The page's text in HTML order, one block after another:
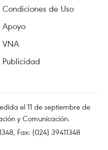
Condiciones de Uso
Apoyo
VNA
Publicidad
el 11 de septiembre de
y Comunicación.
Fax: (024) 39411348